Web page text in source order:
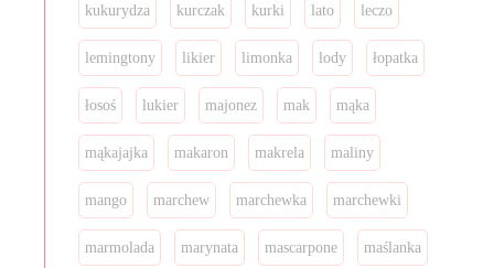
kukurydza kurczak kurki lato leczo
lemingtony likier limonka lody łopatka
łosoś lukier majonez mak mąka
mąkajajka makaron makrela maliny
mango marchew marchewka marchewki
marmolada marynata mascarpone maślanka